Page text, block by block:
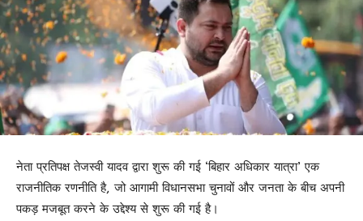
नेता प्रतिपक्ष तेजस्वी यादव द्वारा शुरू की गई ‘बिहार अधिकार यात्रा’ एक
राजनीतिक रणनीति है, जो आगामी विधानसभा चुनावों और जनता के बीच अपनी
पकड़ मजबूत करने के उद्देश्य से शुरू की गई है।